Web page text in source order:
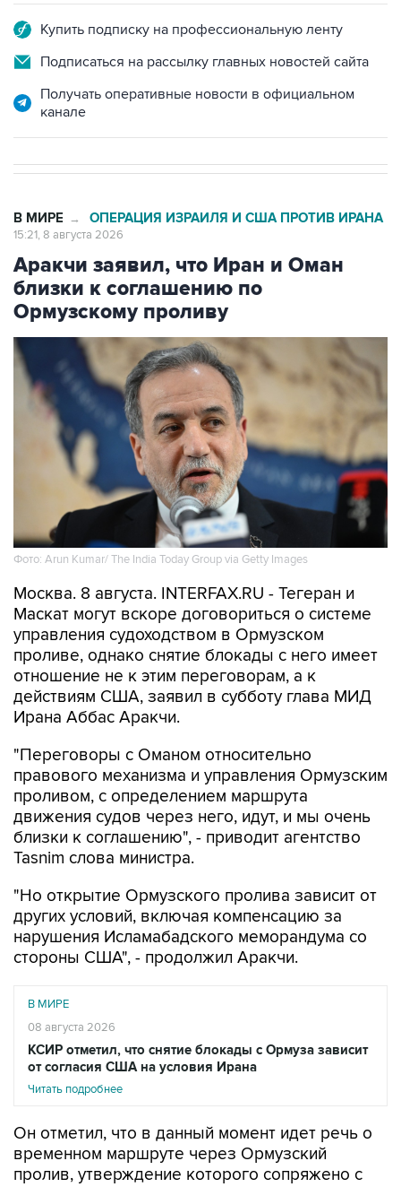
Купить подписку на профессиональную ленту
Подписаться на рассылку главных новостей сайта
Получать оперативные новости в официальном
канале
В МИРЕ → ОПЕРАЦИЯ ИЗРАИЛЯ И США ПРОТИВ ИРАНА
15:21, 8 августа 2026
Аракчи заявил, что Иран и Оман
близки к соглашению по
Ормузскому проливу
Фото: Arun Kumar/ The India Today Group via Getty Images
Москва. 8 августа. INTERFAX.RU - Тегеран и
Маскат могут вскоре договориться о системе
управления судоходством в Ормузском
проливе, однако снятие блокады с него имеет
отношение не к этим переговорам, а к
действиям США, заявил в субботу глава МИД
Ирана Аббас Аракчи.
"Переговоры с Оманом относительно
правового механизма и управления Ормузским
проливом, с определением маршрута
движения судов через него, идут, и мы очень
близки к соглашению", - приводит агентство
Tasnim слова министра.
"Но открытие Ормузского пролива зависит от
других условий, включая компенсацию за
нарушения Исламабадского меморандума со
стороны США", - продолжил Аракчи.
В МИРЕ
08 августа 2026
КСИР отметил, что снятие блокады с Ормуза зависит
от согласия США на условия Ирана
Читать подробнее
Он отметил, что в данный момент идет речь о
временном маршруте через Ормузский
пролив, утверждение которого сопряжено с